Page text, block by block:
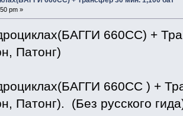
pm »
660CC) +
Патонг)
660CC ) +
Патонг). (Без русского